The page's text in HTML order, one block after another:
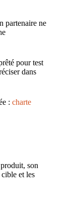
partenaire ne
pour test
dans
: charte
son
et les